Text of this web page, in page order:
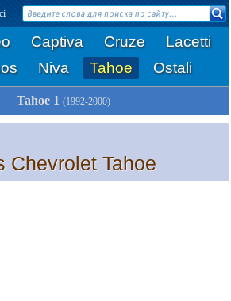
Captiva Cruze
Lacetti
Niva Tahoe Ostali
Tahoe 1 (1992-2000)
Chevrolet Tahoe